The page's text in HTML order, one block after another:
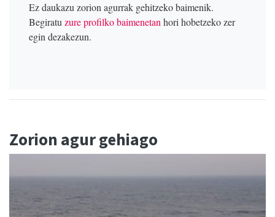
Ez daukazu zorion agurrak gehitzeko baimenik.
Begiratuzure profilko baimenetanhori hobetzeko zer
egin dezakezun.
Zorion agur gehiago